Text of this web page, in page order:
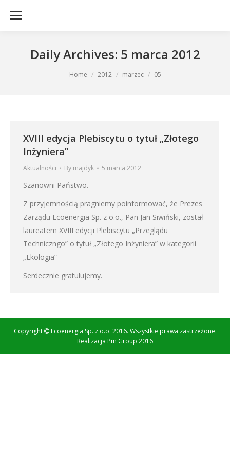
Daily Archives: 5 marca 2012
Home 2012 marzec 05
XVIII edycja Plebiscytu o tytuł „Złotego
Inżyniera”
Aktualności By majdyk 5 marca 2012
Szanowni Państwo.
Z przyjemnością pragniemy poinformować, że Prezes
Zarządu Ecoenergia Sp. z o.o., Pan Jan Siwiński, został
laureatem XVIII edycji Plebiscytu „Przeglądu
Techniczngo” o tytuł „Złotego Inżyniera” w kategorii
„Ekologia”
Serdecznie gratulujemy.
Copyright
Ecoenergia Sp. z o.o. 2016. Wszystkie prawa zastrzeżone.
Realizacja Pm Group 2016